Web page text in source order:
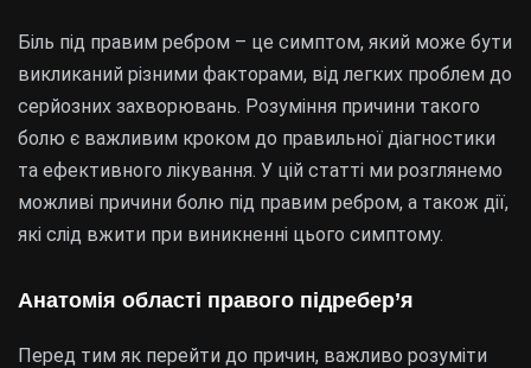
Біль під правим ребром – це симптом, який може бути
викликаний різними факторами, від легких проблем до
серйозних захворювань. Розуміння причини такого
болю є важливим кроком до правильної діагностики
та ефективного лікування. У цій статті ми розглянемо
можливі причини болю під правим ребром, а також дії,
які слід вжити при виникненні цього симптому.
Анатомія області правого підребер’я
Перед тим як перейти до причин, важливо розуміти